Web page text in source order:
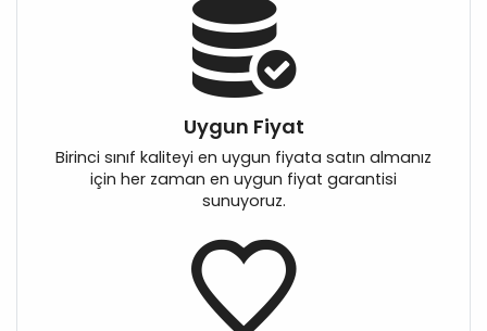
Uygun Fiyat
Birinci sınıf kaliteyi en uygun fiyata satın almanız
için her zaman en uygun fiyat garantisi
sunuyoruz.